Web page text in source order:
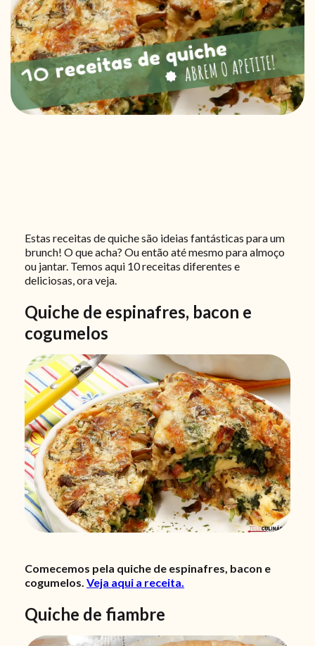
BLOG
Estas receitas de quiche são ideias fantásticas para um
brunch! O que acha? Ou então até mesmo para almoço
ou jantar. Temos aqui 10 receitas diferentes e
deliciosas, ora veja.
Quiche de espinafres, bacon e
cogumelos
Comecemos pela quiche de espinafres, bacon e
cogumelos. Veja aqui a receita.
Quiche de fiambre